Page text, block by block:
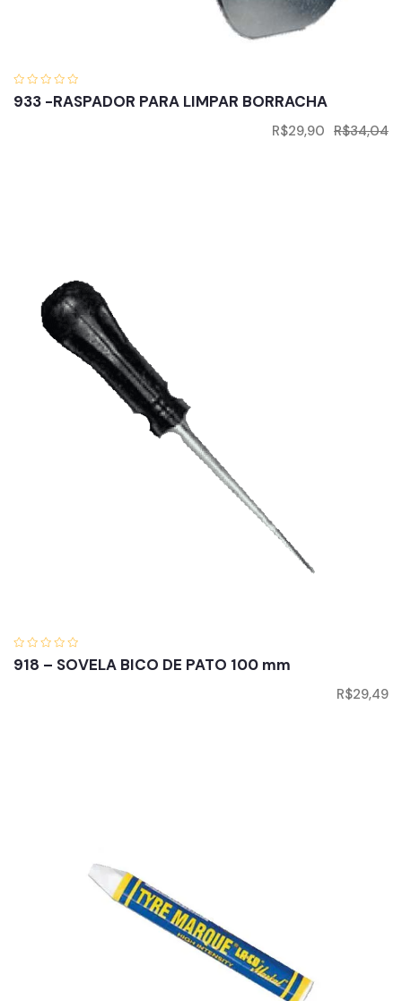
933 -RASPADOR PARA LIMPAR BORRACHA
R$34,04
R$29,90
918 – SOVELA BICO DE PATO 100 mm
R$29,49